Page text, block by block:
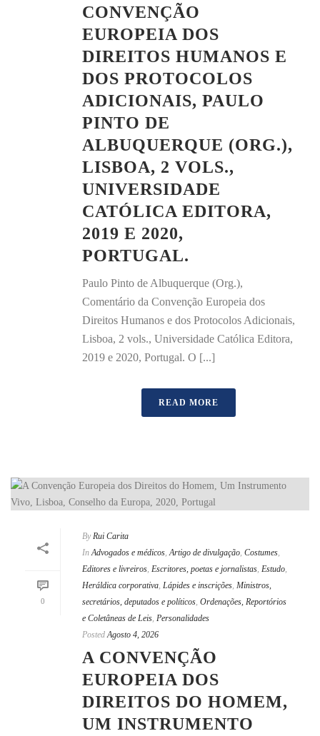
CONVENÇÃO
EUROPEIA DOS
DIREITOS HUMANOS E
DOS PROTOCOLOS
ADICIONAIS, PAULO
PINTO DE
ALBUQUERQUE (ORG.),
LISBOA, 2 VOLS.,
UNIVERSIDADE
CATÓLICA EDITORA,
2019 E 2020,
PORTUGAL.
Paulo Pinto de Albuquerque (Org.),
Comentário da Convenção Europeia dos
Direitos Humanos e dos Protocolos Adicionais,
Lisboa, 2 vols., Universidade Católica Editora,
2019 e 2020, Portugal. O [...]
READ MORE
0
By Rui Carita
In Advogados e médicos,Artigo de divulgação, Costumes,
Editores e livreiros, Escritores, poetas e jornalistas, Estudo,
Heráldica corporativa, Lápides e inscrições, Ministros,
secretários, deputados e políticos, Ordenações, Reportórios
e Coletâneas de Leis, Personalidades
Posted Agosto 4, 2026
A CONVENÇÃO
EUROPEIA DOS
DIREITOS DO HOMEM,
UM INSTRUMENTO